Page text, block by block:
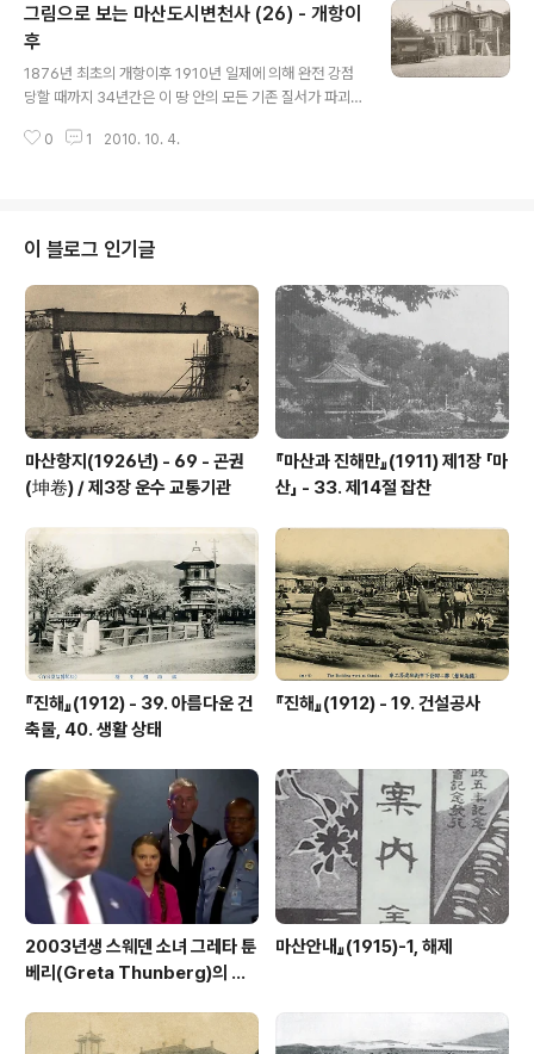
은 남산 밑에 일본인 거류구역이 설정된 1885년 후였습니
다. 이로부터 10여 년 후인 1894년, 일본 정부는 한반도
지배를 위해서 일본인의 한국 이주가 중요하다고 판단하고
다음과 같이 입장을 정리합니다. 일본인으로 하여금 되도
록 속히 한국 땅에 이식시키는 일, 이것은 참으로 영원한 계
책이다. 한국 땅 이식 사업은 한반도를 개척하는 데 무엇보
그림으로 보는 마산도시변천사 (26) - 개항이
후
1876년 최초의 개항이후 1910년 일제에 의해 완전 강점
당할 때까지 34년간은 이 땅 안의 모든 기존 질서가 파괴
정에서 신도시(新都市)가 생겨나기도 하고 반대로 많은
시들이었고 후자는 지방행정의 중심으로서 1,000여 년의
전통을 이어받은 전래의 도시들이었습니다. 전자에 속하는
도시 중에서 마산․인천․군산․목포․부산․진남포․신의주․원산․
청진 등의 9개 도시와 후자에 속하는 도시 중에서 경성․대
구․평양의 세 도시가 1914년 부(府, 현재의 시)로 바뀝니
다. 개항 이후 국제 사회에서 한국 ..
0 1 2010. 10. 4.
이 블로그 인기글
마산항지(1926년) - 69 - 곤권
(坤卷) / 제3장 운수 교통기관
『마산과 진해만』(1911) 제1장 「마
산」 - 33. 제14절 잡찬
『진해』(1912) - 39. 아름다운 건
축물, 40. 생활 상태
『진해』(1912) - 19. 건설공사
2003년생 스웨덴 소녀 그레타 툰
베리(Greta Thunberg)의 외
마산안내』(1915)-1, 해제